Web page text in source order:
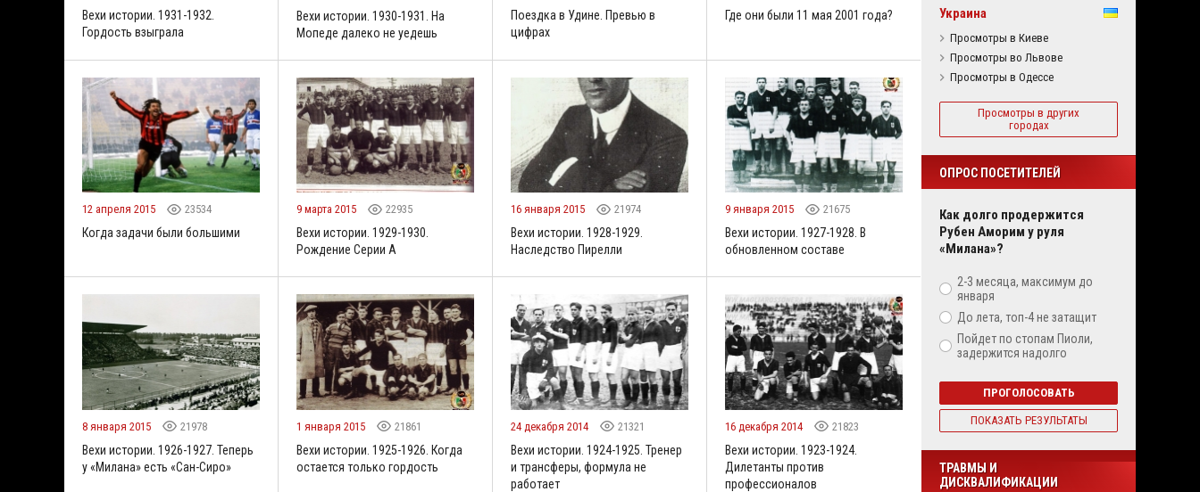
Вехи истории. 1931-1932.
Гордость взыграла
Вехи истории. 1930-1931. На
Мопеде далеко не уедешь
Поездка в Удине. Превью в
цифрах
Где они были 11 мая 2001 года?
12 апреля 2015 23534
Когда задачи были большими
9 марта 2015 22935
Вехи истории. 1929-1930.
Рождение Серии А
16 января 2015 21974
Вехи истории. 1928-1929.
Наследство Пирелли
9 января 2015 21675
Вехи истории. 1927-1928. В
обновленном составе
8 января 2015 21978
Вехи истории. 1926-1927. Теперь
у «Милана» есть «Сан-Сиро»
1 января 2015 21861
Вехи истории. 1925-1926. Когда
остается только гордость
24 декабря 2014 21321
Вехи истории. 1924-1925. Тренер
и трансферы, формула не
работает
16 декабря 2014 21823
Вехи истории. 1923-1924.
Дилетанты против
профессионалов
Украина
Просмотры в Киеве
Просмотры во Львове
Просмотры в Одессе
Просмотры в других
городах
ОПРОС ПОСЕТИТЕЛЕЙ
Как долго продержится
Рубен Аморим у руля
«Милана»?
2-3 месяца, максимум до
января
До лета, топ-4 не затащит
Пойдет по стопам Пиоли,
задержится надолго
ПРОГОЛОСОВАТЬ
ПОКАЗАТЬ РЕЗУЛЬТАТЫ
ТРАВМЫ И
ДИСКВАЛИФИКАЦИИ